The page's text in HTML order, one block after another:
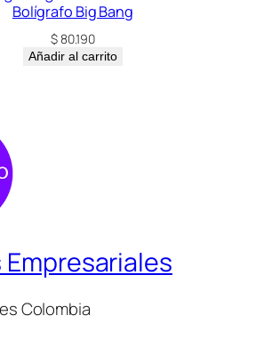
Bolígrafo Big Bang
$80.190
Añadir al carrito
Empresariales
Colombia